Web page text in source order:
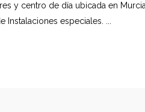
y centro de día ubicada en
especiales. ...